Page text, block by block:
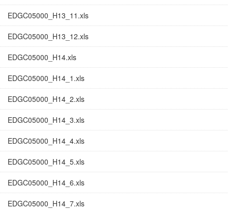
EDGC05000_H13_11.xls
EDGC05000_H13_12.xls
EDGC05000_H14.xls
EDGC05000_H14_1.xls
EDGC05000_H14_2.xls
EDGC05000_H14_3.xls
EDGC05000_H14_4.xls
EDGC05000_H14_5.xls
EDGC05000_H14_6.xls
EDGC05000_H14_7.xls